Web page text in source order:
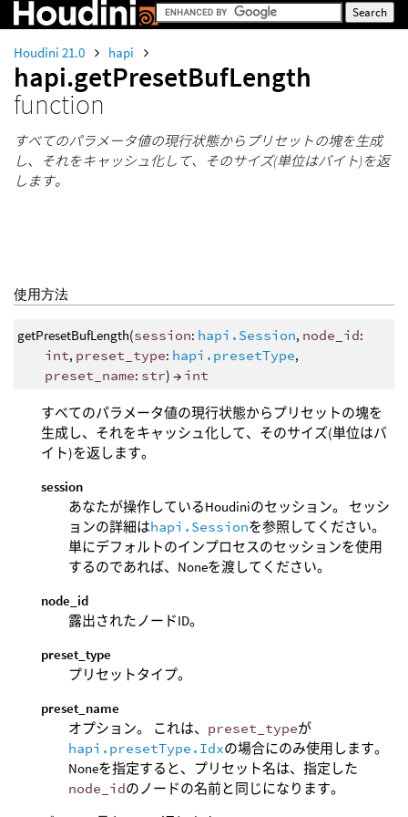
Houdini 21.0 hapi
hapi.getPresetBufLength
function
すべてのパラメータ値の現行状態からプリセットの塊を生成
し、それをキャッシュ化して、そのサイズ(単位はバイト)を返
します。
使用方法
getPresetBufLength(session: hapi.Session, node_id:
int, preset_type: hapi.presetType,
preset_name: str) → int
すべてのパラメータ値の現行状態からプリセットの塊を
生成し、それをキャッシュ化して、そのサイズ(単位はバ
イト)を返します。
session
あなたが操作しているHoudiniのセッション。 セッシ
ョンの詳細はhapi.Sessionを参照してください。
単にデフォルトのインプロセスのセッションを使用
するのであれば、Noneを渡してください。
node_id
露出されたノードID。
preset_type
プリセットタイプ。
preset_name
オプション。 これは、 preset_typeが
hapi.presetType.Idxの場合にのみ使用します。
Noneを指定すると、プリセット名は、指定した
node_idのノードの名前と同じになります。